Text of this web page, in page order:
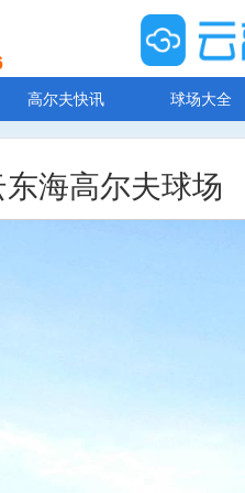
高尔夫快讯 球场大全
海高尔夫球场